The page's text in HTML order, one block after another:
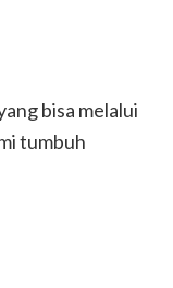
bisa melalui
tumbuh